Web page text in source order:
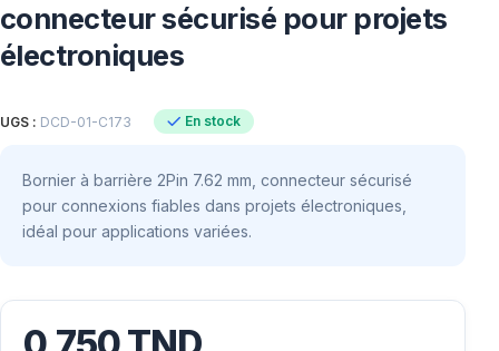
connecteur sécurisé pour projets
électroniques
UGS : DCD-01-C173 En stock
Bornier à barrière 2Pin 7.62 mm, connecteur sécurisé
pour connexions fiables dans projets électroniques,
idéal pour applications variées.